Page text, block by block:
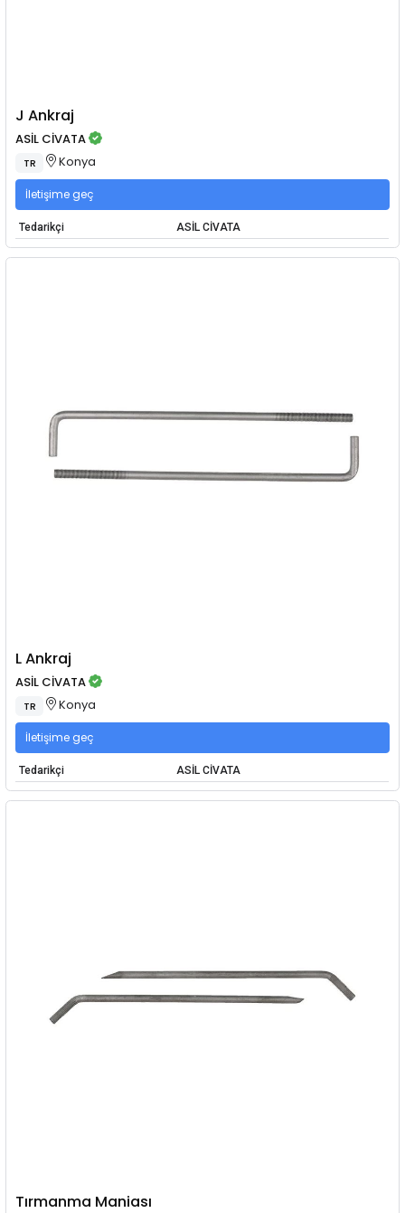
J Ankraj
ASİL CİVATA
TR Konya
İletişime geç
Tedarikçi ASİL CİVATA
L Ankraj
ASİL CİVATA
TR Konya
İletişime geç
Tedarikçi ASİL CİVATA
Tırmanma Maniası